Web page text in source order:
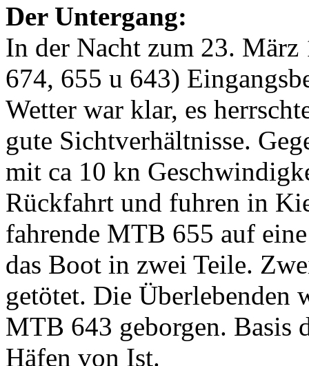
Der Untergang:
In der Nacht zum 23.
674, 655 u 643)
Wetter war klar, es
gute Sichtverhältnisse.
mit ca 10 kn
Rückfahrt und fuhren in
fahrende MTB 655 auf
das Boot in zwei Teile.
getötet. Die Überlebenden
MTB 643 geborgen. Basis
Häfen von Ist.